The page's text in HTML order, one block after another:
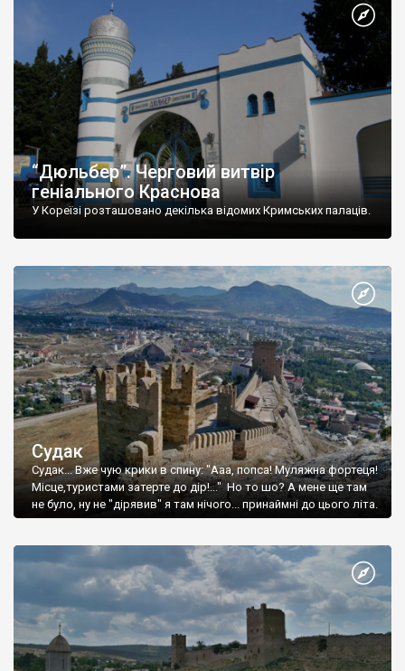
“Дюльбер”. Черговий витвір
геніального Краснова
У Кореїзі розташовано декілька відомих Кримських палаців.
Судак
Судак... Вже чую крики в спину: "Ааа, попса! Муляжна фортеця!
Місце,туристами затерте до дір!..." Но то шо? А мене ще там
не було, ну не "дірявив" я там нічого... принаймні до цього літа.